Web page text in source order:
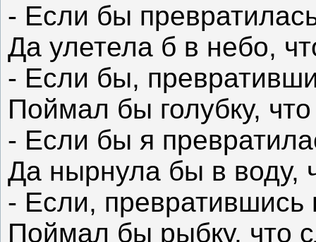
- Если бы
Да улетела б в небо,
- Если бы,
Поймал бы голубку,
- Если бы я
Да нырнула бы в воду,
- Если, превратившись
Поймал бы рыбку, что